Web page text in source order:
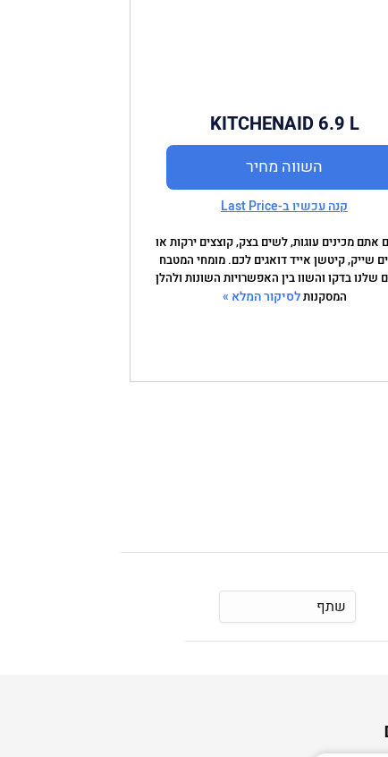
KITCHENAID 6.9 L
PROFESSIONAL
5KSM7990X
השווה מחיר
קנה עכשיו ב-Last Price
אתם מכינים עוגות, לשים בצק, קוצצים ירקות או
שייק, קיטשן אייד דואגים לכם. מומחי המטבח
שלנו בדקו והשוו בין האפשרויות השונות ולהלן
המסקנותלסיקור המלא »
שתף